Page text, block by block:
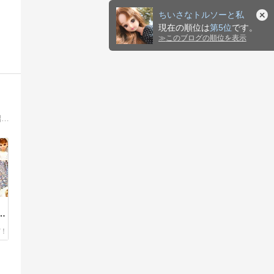
ちいさなトルソーと私
現在の順位は第5位です。
≫ このブログの順位を表示
中古のリカちゃんを発掘して綺麗に再生するのが趣味な、ドール服作家のブログです。リカ活やドール服作りに役立つアイテムなどを紹介しています！